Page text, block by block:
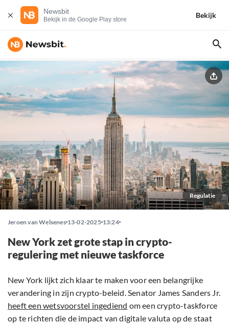
Newsbit
Bekijk in de Google Play store
Bekijk
Regulatie
Jeroen van Welsenes 13-02-2025 13:24
New York zet grote stap in crypto-
regulering met nieuwe taskforce
New York lijkt zich klaar te maken voor een belangrijke
verandering in zijn crypto-beleid. Senator James Sanders Jr.
heeft een wetsvoorstel ingediend om een crypto-taskforce
op te richten die de impact van digitale valuta op de staat